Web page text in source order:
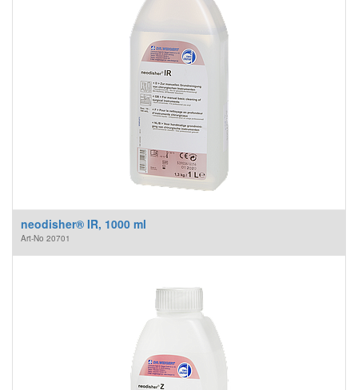
neodisher® IR, 1000 ml
Art-No 20701